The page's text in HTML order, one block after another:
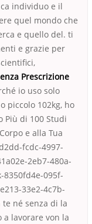
individuo e il
quel mondo che
e quello del. ti
e grazie per
Prescrizione
io uso solo
piccolo 102kg, ho
Più di 100 Studi
e alla Tua
fcdc-4997-
2eb7-480a-
8350fd4e-095f-
33e2-4c7b-
te né senza di la
lavorare von la